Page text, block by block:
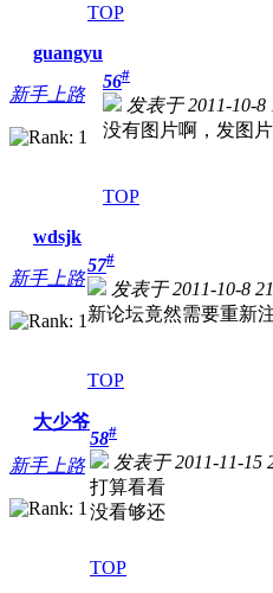
TOP
guangyu
新手上路
56#
发表于 2011-10-8
没有图片啊，发图
TOP
wdsjk
新手上路
57#
发表于 2011-10-8
新论坛竟然需要重新
TOP
大少爷
新手上路
58#
发表于 2011-11-15
打算看看
没看够还
TOP